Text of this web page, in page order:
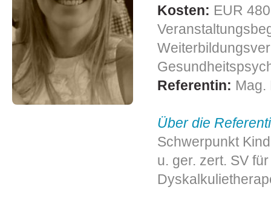
Kosten: EUR 480
Referentin: Mag.
Über die
Schwerpunkt
u. ger. zert. SV